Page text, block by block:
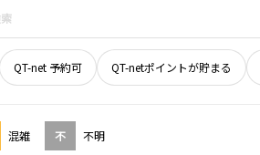
QT-net 予約可 QT-netポイントが貯まる
混雑 不 不明